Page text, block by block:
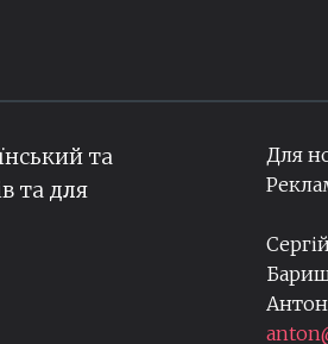
та
та для
Для